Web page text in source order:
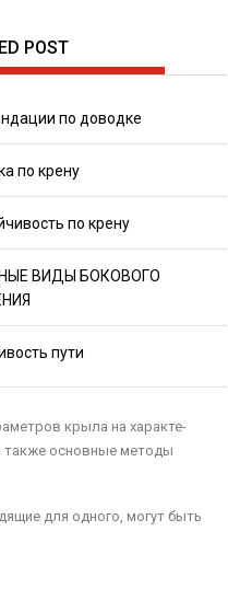
POST
по доводке
по крену
по крену
ВИДЫ БОКОВОГО
пути
крыла на характе­
также основные методы
для одного, могут быть